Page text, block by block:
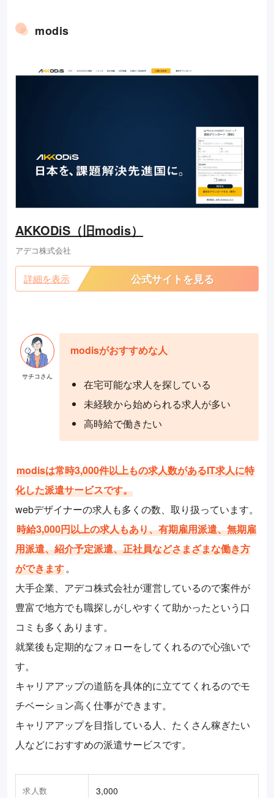
modis
AKKODiS（旧modis）
アデコ株式会社
詳細を表示 公式サイトを見る
modisがおすすめな人
在宅可能な求人を探している
未経験から始められる求人が多い
高時給で働きたい
modisは常時3,000件以上もの求人数があるIT求人に特
化した派遣サービスです。
webデザイナーの求人も多くの数、取り扱っています。
時給3,000円以上の求人もあり、有期雇用派遣、無期雇
用派遣、紹介予定派遣、正社員などさまざまな働き方
ができます。
大手企業、アデコ株式会社が運営しているので案件が
豊富で地方でも職探しがしやすくて助かったという口
コミも多くあります。
就業後も定期的なフォローをしてくれるので心強いで
す。
キャリアアップの道筋を具体的に立ててくれるのでモ
チベーション高く仕事ができます。
キャリアアップを目指している人、たくさん稼ぎたい
人などにおすすめの派遣サービスです。
求人数 3,000